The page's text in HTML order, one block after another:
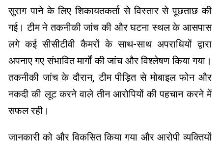
सुराग पाने के लिए शिकायतकर्ता से विस्तार से पूछताछ की
गई। टीम ने तकनीकी जांच की और घटना स्थल के आसपास
लगे कई सीसीटीवी कैमरों के साथ-साथ अपराधियों द्वारा
अपनाए गए संभावित मार्गों की जांच और विश्लेषण किया गया।
तकनीकी जांच के दौरान, टीम पीड़ित से मोबाइल फोन और
नकदी की लूट करने वाले तीन आरोपियों की पहचान करने में
सफल रही।
जानकारी को और विकसित किया गया और आरोपी व्यक्तियों